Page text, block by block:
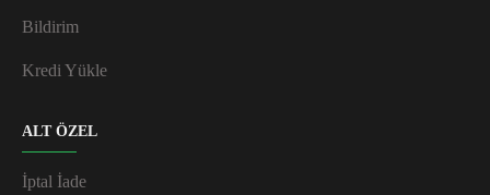
Bildirim
Kredi Yükle
ALT ÖZEL
İptal İade